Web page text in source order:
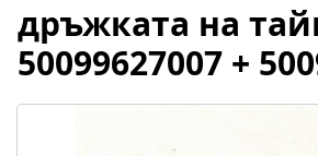
дръжката на
50099627007 +